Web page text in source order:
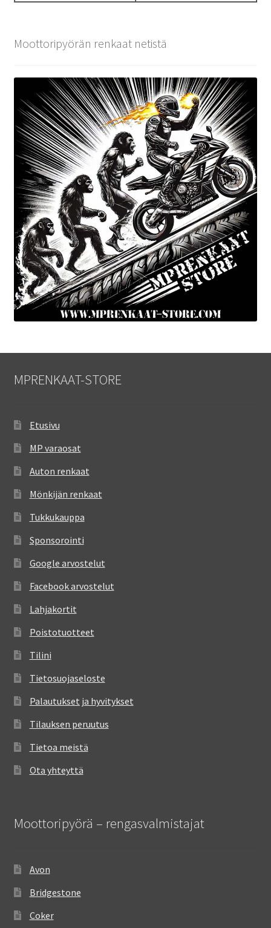
Moottoripyörän renkaat netistä
MPRENKAAT-STORE
Etusivu
MP varaosat
Auton renkaat
Mönkijän renkaat
Tukkukauppa
Sponsorointi
Google arvostelut
Facebook arvostelut
Lahjakortit
Poistotuotteet
Tilini
Tietosuojaseloste
Palautukset ja hyvitykset
Tilauksen peruutus
Tietoa meistä
Ota yhteyttä
Moottoripyörä – rengasvalmistajat
Avon
Bridgestone
Coker